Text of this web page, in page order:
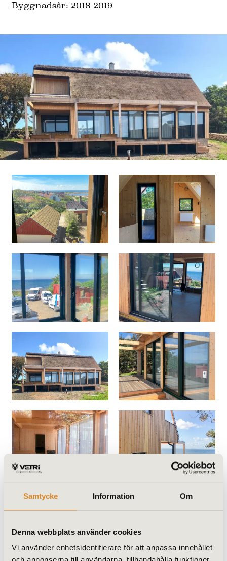
Samtycke Information Om
Denna webbplats använder cookies
Vi använder enhetsidentifierare för att anpassa innehållet
Byggnadsår: 2018-2019